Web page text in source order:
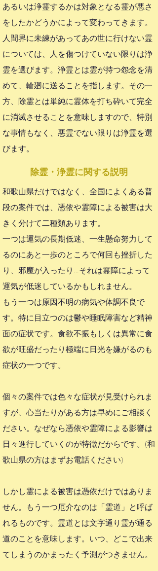
あるいは浄霊するかは対象となる霊が悪さ
をしたかどうかによって変わってきます。
人間界に未練があってあの世に行けない霊
については、人を傷つけていない限りは浄
霊を選びます。浄霊とは霊が持つ怨念を清
めて、輪廻に送ることを指します。その一
方、除霊とは単純に霊体を打ち砕いて完全
に消滅させることを意味しますので、特別
な事情もなく、悪霊でない限りは浄霊を選
びます。
​除霊・浄霊に関する説明
和歌山県だけではなく、全国によくある普
段の案件では、憑依や霊障による被害は大
きく分けて二種類あります。
一つは運気の長期低迷、一生懸命努力して
るのにあと一歩のところで何回も挫折した
り、邪魔が入ったり…それは霊障によって
運気が低迷しているかもしれません。​
もう一つは原因不明の病気や体調不良で
す。特に目立つのは鬱や睡眠障害など精神
面の症状です。食欲不振もしくは異常に食
欲が旺盛だったり極端に日光を嫌がるのも
症状の一つです。
個々の案件では色々な症状が見受けられま
すが、心当たりがある方は早めにご相談く
ださい。なぜなら憑依や霊障による影響は
日々進行していくのが特徴だからです。​(和
歌山県の方はまずお電話ください)
しかし霊による被害は憑依だけではありま
せん。もう一つ厄介なのは「霊道」と呼ば
れるものです。霊道とは文字通り霊が通る
道のことを意味します。いつ、どこで出来
てしまうのかまったく予測がつきません。